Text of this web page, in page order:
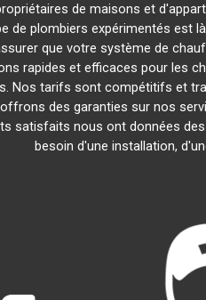
de maisons et
de plombiers expérimentés est
que votre système de
rapides et efficaces pour les
Nos tarifs sont compétitifs et
des garanties sur nos
satisfaits nous ont données
besoin d'une installation,